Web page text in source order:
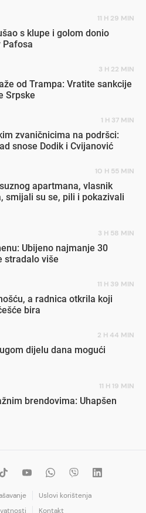
11 H 29 MIN
s klupe i golom donio
Pafosa
3 H 22 MIN
od Trampa: Vratite sankcije
Srpske
1 H 37 MIN
zvaničnicima na podršci:
snose Dodik i Cvijanović
10 H 55 MIN
apartmana, vlasnik
smijali su se, pili i pokazivali
3 H 58 MIN
Ubijeno najmanje 30
stradalo više
11 H 39 MIN
a radnica otkrila koji
bira
2 H 44 MIN
dijelu dana mogući
11 H 19 MIN
brendovima: Uhapšen
Uslovi korištenja
Kontakt